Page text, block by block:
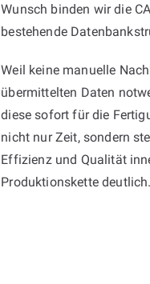
Wunsch binden wir die
bestehende
Weil keine manuelle
übermittelten Daten
diese sofort für die
nicht nur Zeit, sondern
Effizienz und Qualität
Produktionskette deutlich.